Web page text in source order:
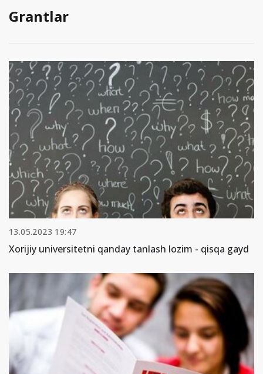
Grantlar
13.05.2023 19:47
Xorijiy universitetni qanday tanlash lozim - qisqa gayd